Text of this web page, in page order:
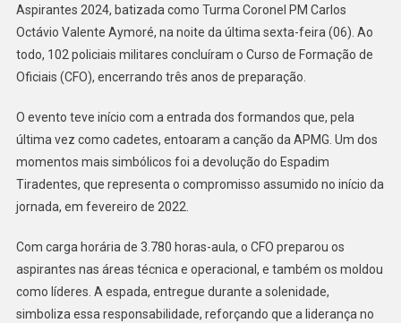
CONCLUEM
O
CURSO
DE
DE
OFICIAIS
Aspirantes 2024, batizada como Turma Coronel PM Carlos
Octávio Valente Aymoré, na noite da última sexta-feira (06). Ao
todo, 102 policiais militares concluíram o Curso de Formação de
Oficiais (CFO), encerrando três anos de preparação.
O evento teve início com a entrada dos formandos que, pela
última vez como cadetes, entoaram a canção da APMG. Um dos
momentos mais simbólicos foi a devolução do Espadim
Tiradentes, que representa o compromisso assumido no início da
jornada, em fevereiro de 2022.
Com carga horária de 3.780 horas-aula, o CFO preparou os
aspirantes nas áreas técnica e operacional, e também os moldou
como líderes. A espada, entregue durante a solenidade,
simboliza essa responsabilidade, reforçando que a liderança no